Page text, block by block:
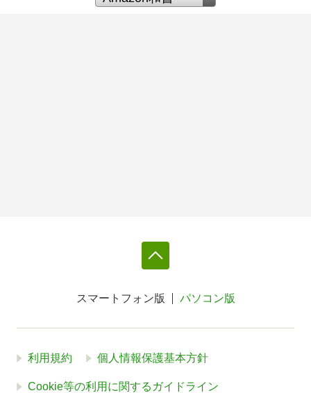
スマートフォン版 パソコン版
利用規約 個人情報保護基本方針
Cookie等の利用に関するガイドライン